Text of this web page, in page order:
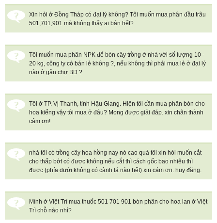
Xin hỏi ở Đồng Tháp có đại lý không? Tôi muốn mua phân đầu trâu
501,701,901 mà không thấy ai bán hết?
Tôi muốn mua phân NPK để bón cây trồng ở nhà với số lượng 10 -
20 kg, công ty có bán lẻ không ?, nếu không thì phải mua lẻ ở đại lý
nào ở gần chợ BĐ ?
Tôi ở TP. Vị Thanh, tỉnh Hậu Giang. Hiện tôi cần mua phân bón cho
hoa kiểng vậy tôi mua ở đâu? Mong được giải đáp. xin chân thành
cảm ơn!
nhà tôi có trồng cây hoa hồng nay nó cao quá tôi xin hỏi muốn cắt
cho thấp bớt có được không nếu cắt thì cách gốc bao nhiêu thì
được (phía dưới không có cành lá nào hết) xin cám ơn. huy đăng.
Mình ở Việt Trì mua thuốc 501 701 901 bón phân cho hoa lan ở Việt
Trì chỗ nào nhỉ?